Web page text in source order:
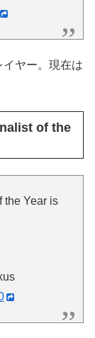
ヤー。現在は
of the
the Year is